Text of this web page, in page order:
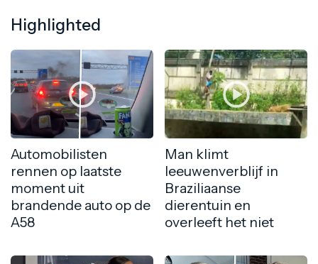
Highlighted
Automobilisten
rennen op laatste
moment uit
brandende auto op de
A58
Man klimt
leeuwenverblijf in
Braziliaanse
dierentuin en
overleeft het niet